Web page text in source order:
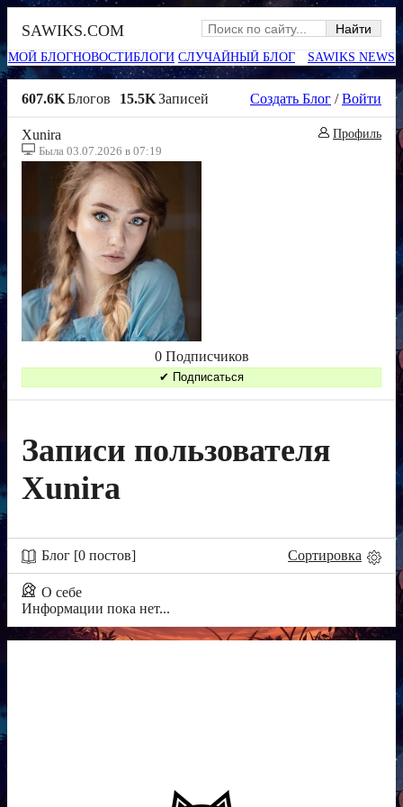
SAWIKS.COM
SAWIKS NEWS
МОЙ БЛОГНОВОСТИБЛОГИ СЛУЧАЙНЫЙ БЛОГ
607.6KБлогов 15.5KЗаписей Создать Блог /Войти
Профиль
Xunira
Была 03.07.2026 в 07:19
0 Подписчиков
Записи пользователя
Xunira
Сортировка
Блог [0 постов]
О себе
Информации пока нет...